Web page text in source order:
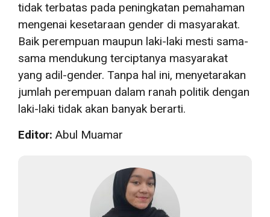
tidak terbatas pada peningkatan pemahaman
mengenai kesetaraan gender di masyarakat.
Baik perempuan maupun laki-laki mesti sama-
sama mendukung terciptanya masyarakat
yang adil-gender. Tanpa hal ini, menyetarakan
jumlah perempuan dalam ranah politik dengan
laki-laki tidak akan banyak berarti.
Editor: Abul Muamar